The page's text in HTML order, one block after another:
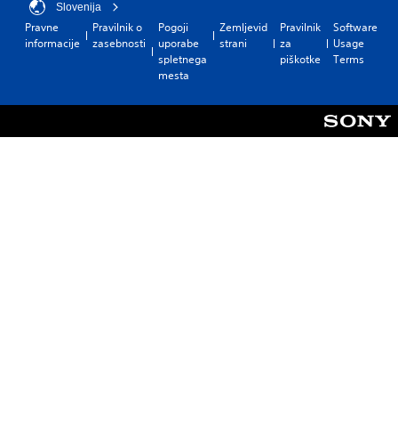
Slovenija
Pravne
informacije
Pravilnik o
zasebnosti
Pogoji
uporabe
spletnega
mesta
Zemljevid
strani
Pravilnik
za
piškotke
Software
Usage
Terms